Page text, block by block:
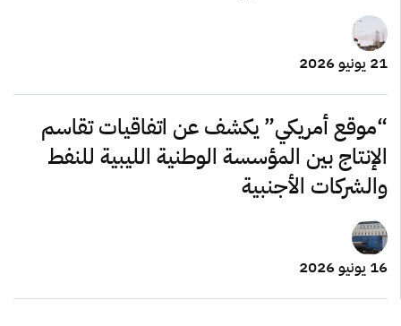
21 يونيو 2026
“موقع أمريكي” يكشف عن اتفاقيات تقاسم
الإنتاج بين المؤسسة الوطنية الليبية للنفط
والشركات الأجنبية
16 يونيو 2026